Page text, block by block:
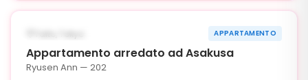
‹ ›
APPARTAMENTO
Appartamento arredato ad Asakusa
Ryusen Ann — 202